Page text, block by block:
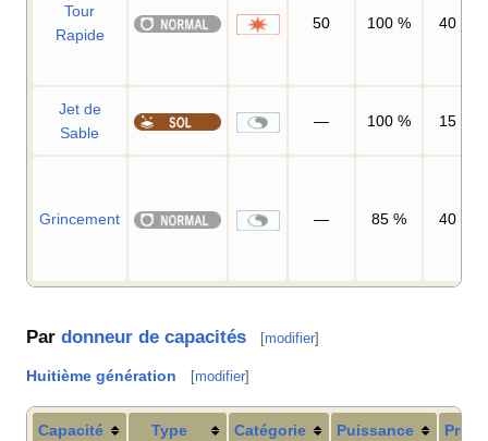
Tour
Rapide
50 100 % 40
Jet de
Sable
— 100 % 15
Grincement — 85 % 40
Par donneur de capacités [modifier]
Huitième génération [modifier]
Capacité Type Catégorie Puissance